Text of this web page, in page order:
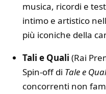
musica, ricordi e
intimo e artistico
più iconiche della
Tali e Quali (Rai
Spin-off di Tale e
concorrenti non